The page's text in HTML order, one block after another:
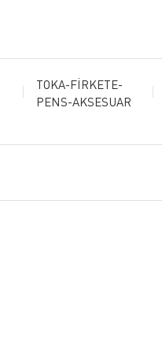
TOKA-FİRKETE-
PENS-AKSESUAR